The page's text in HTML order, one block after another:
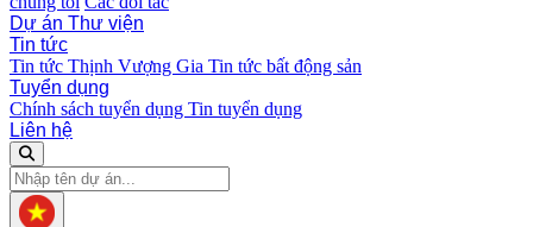
Dự án Thư viện
Tin tức
Tin tức Thịnh Vượng Gia Tin tức bất động sản
Tuyển dụng
Chính sách tuyển dụng Tin tuyển dụng
Liên hệ